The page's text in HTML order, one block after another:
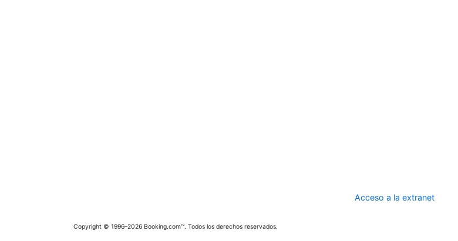
Acceso a la extranet
Copyright © 1996–2026 Booking.com™. Todos los derechos reservados.